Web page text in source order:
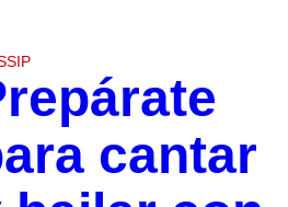
cantar